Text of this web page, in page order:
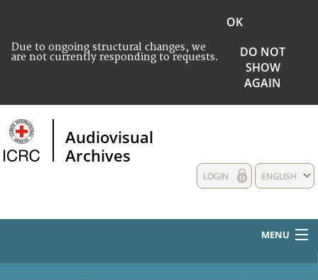
Due to ongoing structural changes, we
are not currently responding to requests.
OK
DO NOT
SHOW
AGAIN
Audiovisual
Archives
ENGLISH
LOGIN
MENU
HOME